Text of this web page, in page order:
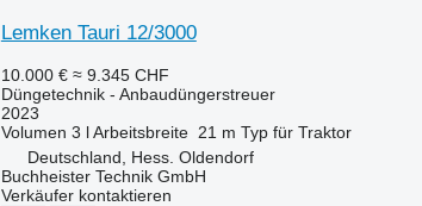
Lemken Tauri 12/3000
10.000 € ≈ 9.345 CHF
Düngetechnik - Anbaudüngerstreuer
2023
Volumen 3 l Arbeitsbreite 21 m Typ für Traktor
Deutschland, Hess. Oldendorf
Buchheister Technik GmbH
Verkäufer kontaktieren